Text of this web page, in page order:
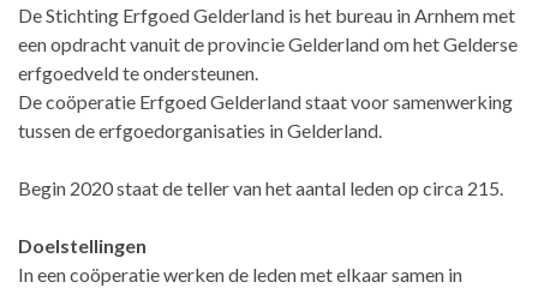
De Stichting Erfgoed Gelderland is het bureau in Arnhem met
een opdracht vanuit de provincie Gelderland om het Gelderse
erfgoedveld te ondersteunen.
De coöperatie Erfgoed Gelderland staat voor samenwerking
tussen de erfgoedorganisaties in Gelderland.
Begin 2020 staat de teller van het aantal leden op circa 215.
Doelstellingen
In een coöperatie werken de leden met elkaar samen in